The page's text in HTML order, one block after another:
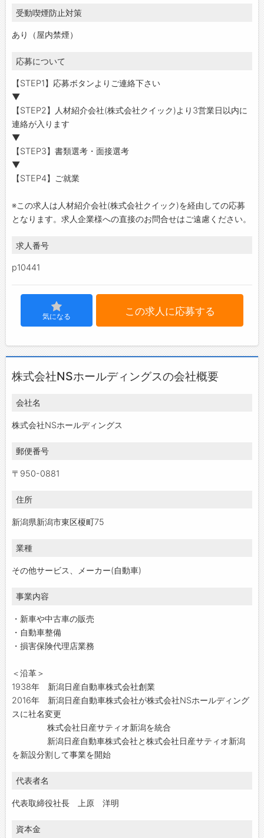
受動喫煙防止対策
あり（屋内禁煙）
応募について
【STEP1】応募ボタンよりご連絡下さい
▼
【STEP2】人材紹介会社(株式会社クイック)より3営業日以内に
連絡が入ります
▼
【STEP3】書類選考・面接選考
▼
【STEP4】ご就業
※この求人は人材紹介会社(株式会社クイック)を経由しての応募
となります。求人企業様への直接のお問合せはご遠慮ください。
求人番号
p10441
気になる この求人に応募する
株式会社NSホールディングスの会社概要
会社名
株式会社NSホールディングス
郵便番号
〒950-0881
住所
新潟県新潟市東区榎町75
業種
その他サービス、メーカー(自動車)
事業内容
・新車や中古車の販売
・自動車整備
・損害保険代理店業務
＜沿革＞
1938年 新潟日産自動車株式会社創業
2016年 新潟日産自動車株式会社が株式会社NSホールディング
スに社名変更
株式会社日産サティオ新潟を統合
新潟日産自動車株式会社と株式会社日産サティオ新潟
を新設分割して事業を開始
代表者名
代表取締役社長 上原 洋明
資本金